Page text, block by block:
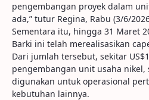
pengembangan proyek dalam
ada,” tutur Regina, Rabu (3/6/
Sementara itu, hingga 31 Maret
Barki ini telah merealisasikan
Dari jumlah tersebut, sekitar
pengembangan unit usaha nikel,
digunakan untuk operasional
kebutuhan lainnya.